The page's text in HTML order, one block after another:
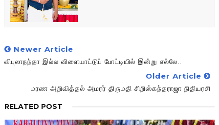
Newer Article
விபுலாநந்தா இல்ல விளையாட்டுப் போட்டியில் இன்று எல்லே..
Older Article
மரண அறிவித்தல் அமரர் திருமதி சிறிஸ்கந்தராஜா நிதியரசி
RELATED POST